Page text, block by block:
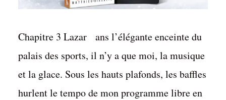
Chapitre 3 Lazar ans l’élégante enceinte du
palais des sports, il n’y a que moi, la musique
et la glace. Sous les hauts plafonds, les baffles
hurlent le tempo de mon programme libre en